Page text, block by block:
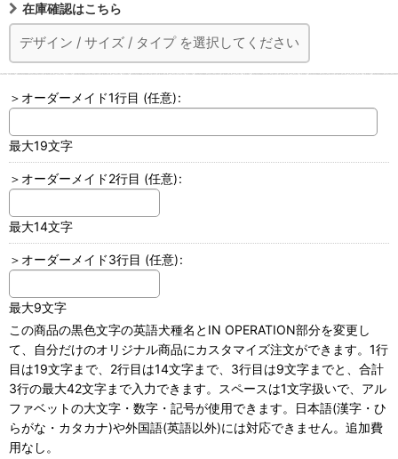
在庫確認はこちら
デザイン / サイズ / タイプ を選択してください
＞オーダーメイド1行目 (任意):
最大19文字
＞オーダーメイド2行目 (任意):
最大14文字
＞オーダーメイド3行目 (任意):
最大9文字
この商品の黒色文字の英語犬種名とIN OPERATION部分を変更し
て、自分だけのオリジナル商品にカスタマイズ注文ができます。1行
目は19文字まで、2行目は14文字まで、3行目は9文字までと、合計
3行の最大42文字まで入力できます。スペースは1文字扱いで、アル
ファベットの大文字・数字・記号が使用できます。日本語(漢字・ひ
らがな・カタカナ)や外国語(英語以外)には対応できません。追加費
用なし。